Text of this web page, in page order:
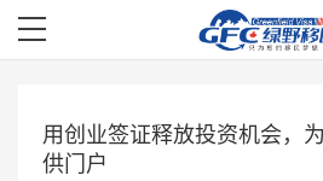
用创业签证释放投资机会，
供门户